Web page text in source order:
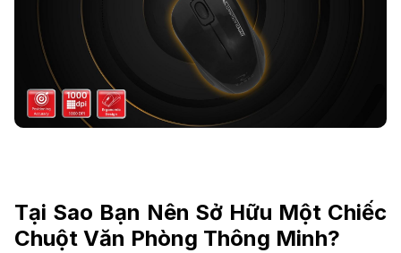
Tại Sao Bạn Nên Sở Hữu Một Chiếc
Chuột Văn Phòng Thông Minh?